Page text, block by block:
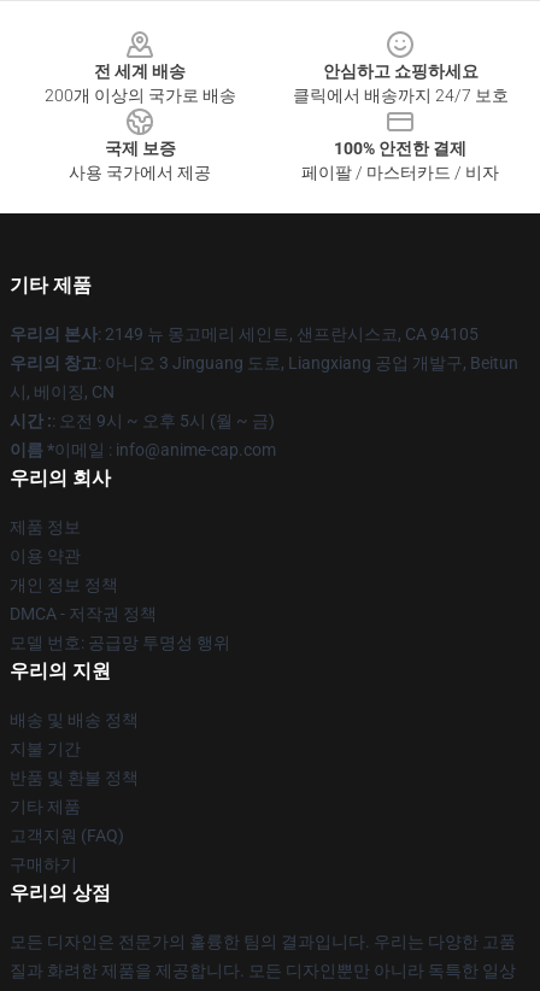
전 세계 배송
200개 이상의 국가로 배송
안심하고 쇼핑하세요
클릭에서 배송까지 24/7 보호
국제 보증
사용 국가에서 제공
100% 안전한 결제
페이팔 / 마스터카드 / 비자
기타 제품
우리의 본사: 2149 뉴 몽고메리 세인트, 샌프란시스코, CA 94105
우리의 창고: 아니오 3 Jinguang 도로, Liangxiang 공업 개발구, Beitun
시, 베이징, CN
시간 :: 오전 9시 ~ 오후 5시 (월 ~ 금)
이름 *이메일 : info@anime-cap.com
우리의 회사
제품 정보
이용 약관
개인 정보 정책
DMCA - 저작권 정책
모델 번호: 공급망 투명성 행위
우리의 지원
배송 및 배송 정책
지불 기간
반품 및 환불 정책
기타 제품
고객지원 (FAQ)
구매하기
우리의 상점
모든 디자인은 전문가의 훌륭한 팀의 결과입니다. 우리는 다양한 고품
질과 화려한 제품을 제공합니다. 모든 디자인뿐만 아니라 독특한 일상